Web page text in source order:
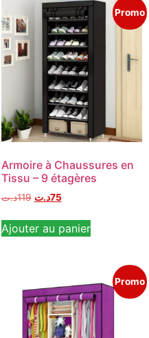
Promo
Armoire à Chaussures en
Tissu – 9 étagères
119د.ت 75د.ت
Ajouter au panier
Promo